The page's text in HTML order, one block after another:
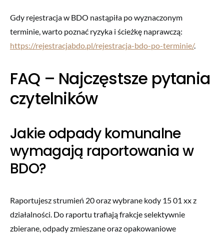
Gdy rejestracja w BDO nastąpiła po wyznaczonym
terminie, warto poznać ryzyka i ścieżkę naprawczą:
https://rejestracjabdo.pl/rejestracja-bdo-po-terminie/.
FAQ – Najczęstsze pytania
czytelników
Jakie odpady komunalne
wymagają raportowania w
BDO?
Raportujesz strumień 20 oraz wybrane kody 15 01 xx z
działalności. Do raportu trafiają frakcje selektywnie
zbierane, odpady zmieszane oraz opakowaniowe